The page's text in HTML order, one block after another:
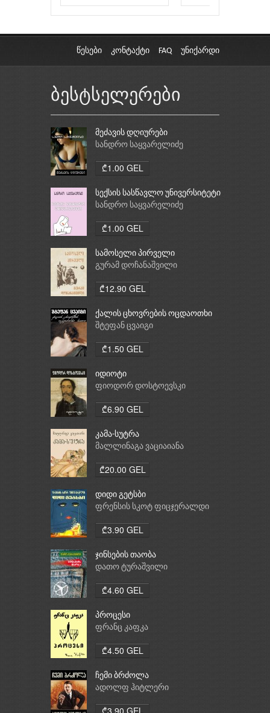
წესები კონტაქტი FAQ უნიქარდი
ბესტსელერები
მეძავის დღიურები
სანდრო საყვარელიძე
₾1.00 GEL
სექსის სასწავლო უნივერსიტეტი
სანდრო საყვარელიძე
₾1.00 GEL
სამოსელი პირველი
გურამ დოჩანაშვილი
₾12.90 GEL
ქალის ცხოვრების ოცდაოთხი
საათი
შტეფან ცვაიგი
₾1.50 GEL
იდიოტი
ფიოდორ დოსტოევსკი
₾6.90 GEL
კამა-სუტრა
მალლინაგა ვაციაიანა
₾20.00 GEL
დიდი გეტსბი
ფრენსის სკოტ ფიცჯერალდი
₾3.90 GEL
ჯინსების თაობა
დათო ტურაშვილი
₾4.60 GEL
პროცესი
ფრანც კაფკა
₾4.50 GEL
ჩემი ბრძოლა
ადოლფ ჰიტლერი
₾3.90 GEL